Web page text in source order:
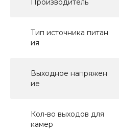
Производитель
Тип источника питан
ия
Выходное напряжен
ие
Кол-во выходов для
камер